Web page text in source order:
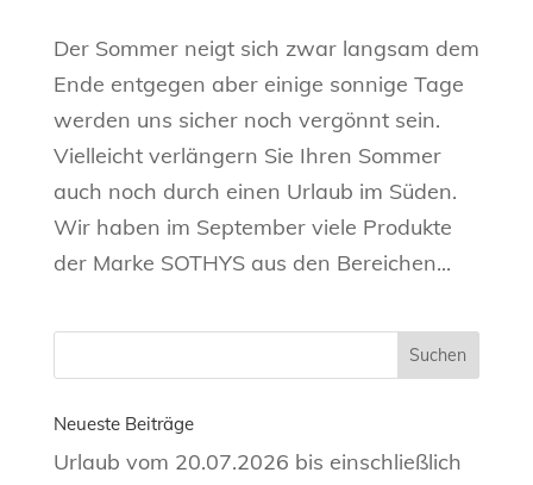
Der Sommer neigt sich zwar langsam dem
Ende entgegen aber einige sonnige Tage
werden uns sicher noch vergönnt sein.
Vielleicht verlängern Sie Ihren Sommer
auch noch durch einen Urlaub im Süden.
Wir haben im September viele Produkte
der Marke SOTHYS aus den Bereichen...
Neueste Beiträge
Urlaub vom 20.07.2026 bis einschließlich